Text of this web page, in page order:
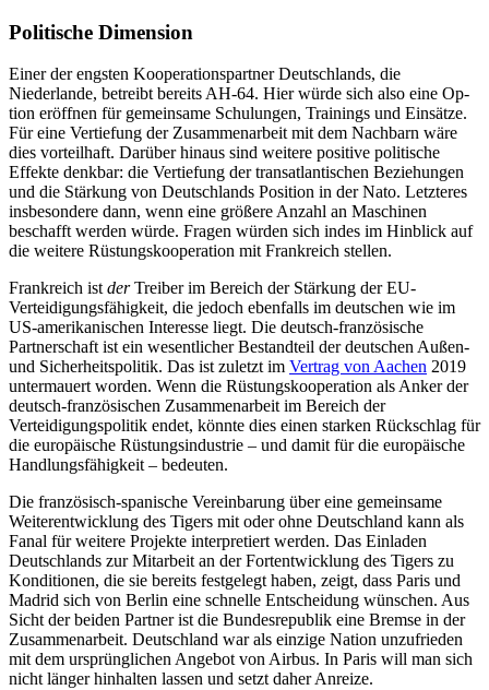
Politische Dimension
Einer der engsten Kooperationspartner Deutschlands, die
Niederlande, betreibt be­reits AH-64. Hier würde sich also eine Op­
tion eröffnen für gemeinsame Schulungen, Trainings und Einsätze.
Für eine Ver­tiefung der Zusammenarbeit mit dem Nachbarn wäre
dies vorteilhaft. Darüber hinaus sind weitere positive politische
Effekte denkbar: die Vertiefung der transatlantischen Bezie­hungen
und die Stärkung von Deutschlands Posi­tion in der Nato. Letzteres
insbesondere dann, wenn eine größere Anzahl an Maschi­nen
beschafft werden würde. Fragen wür­den sich indes im Hinblick auf
die weitere Rüs­tungskoope­ration mit Frankreich stellen.
Frankreich ist derTreiber im Bereich der Stärkung der EU-
Verteidigungsfähigkeit, die jedoch ebenfalls im deutschen wie im
US-amerika­nischen Interesse liegt. Die deutsch-französische
Partnerschaft ist ein wesent­licher Bestandteil der deutschen Außen-
und Sicherheitspolitik. Das ist zuletzt im Ver­trag von Aachen 2019
untermauert worden. Wenn die Rüstungskooperation als Anker der
deutsch-französischen Zusammenarbeit im Bereich der
Verteidigungspolitik endet, könnte dies einen starken Rückschlag für
die europäische Rüstungsindustrie – und damit für die europäische
Handlungsfähigkeit – bedeuten.
Die französisch-spanische Vereinbarung über eine gemeinsame
Weiterentwicklung des Tigers mit oder ohne Deutschland kann als
Fanal für weitere Projekte interpretiert werden. Das Einladen
Deutschlands zur Mit­arbeit an der Fortentwicklung des Tigers zu
Konditionen, die sie bereits fest­gelegt haben, zeigt, dass Paris und
Madrid sich von Berlin eine schnelle Entscheidung wün­schen. Aus
Sicht der beiden Partner ist die Bundesrepublik eine Bremse in der
Zu­sammenarbeit. Deutschland war als einzige Nation un­zufrieden
mit dem ursprüng­lichen Angebot von Airbus. In Paris will man sich
nicht länger hinhalten lassen und setzt daher Anreize.